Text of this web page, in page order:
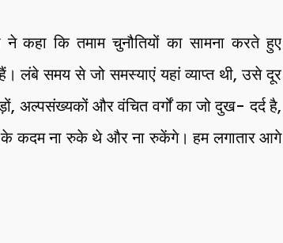
कहा कि तमाम चुनौतियों का सामना करते हुए
लंबे समय से जो समस्याएं यहां व्याप्त थी, उसे दूर
अल्पसंख्यकों और वंचित वर्गों का जो दुख- दर्द है,
के कदम ना रुके थे और ना रुकेंगे। हम लगातार आगे